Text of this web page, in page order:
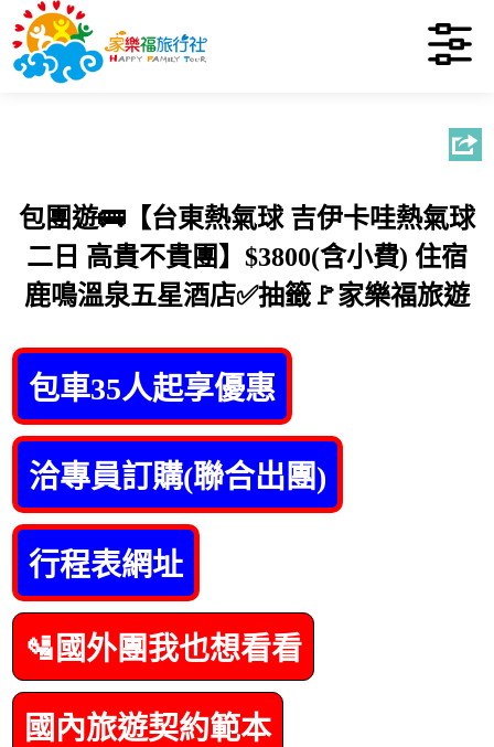
包團遊🚌【台東熱氣球 吉伊卡哇熱氣球
二日 高貴不貴團】$3800(含小費) 住宿
鹿鳴溫泉五星酒店✅抽籤🚩家樂福旅遊
包車35人起享優惠
洽專員訂購(聯合出團)
行程表網址
🛂國外團我也想看看
國內旅遊契約範本